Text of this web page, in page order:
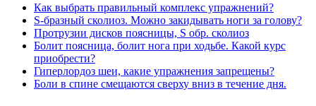
Как выбрать правильный комплекс упражнений?
S-бразный сколиоз. Можно закидывать ноги за голову?
Протрузии дисков поясницы, S обр. сколиоз
Болит поясница, болит нога при ходьбе. Какой курс
приобрести?
Гиперлордоз шеи, какие упражнения запрещены?
Боли в спине смещаются сверху вниз в течение дня.